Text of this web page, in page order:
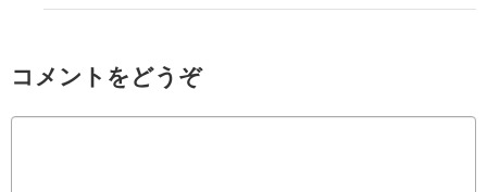
コメントをどうぞ